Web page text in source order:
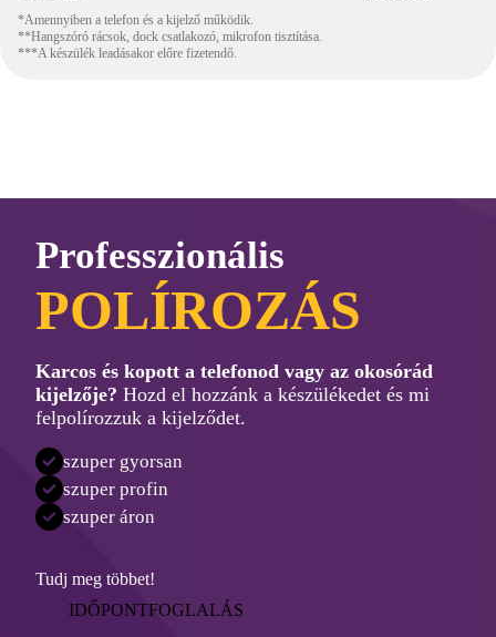
*Amennyiben a telefon és a kijelző működik.
**Hangszóró rácsok, dock csatlakozó, mikrofon tisztítása.
***A készülék leadásakor előre fizetendő.
Professzionális
POLÍROZÁS
Karcos és kopott a telefonod vagy az okosórád
kijelzője? Hozd el hozzánk a készülékedet és mi
felpolírozzuk a kijelződet.
szuper gyorsan
szuper profin
szuper áron
Tudj meg többet!
IDŐPONTFOGLALÁS